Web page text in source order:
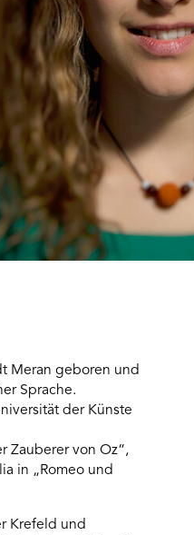
Meran geboren und
Sprache.
der Künste
Zauberer von Oz“,
in „Romeo und
Krefeld und